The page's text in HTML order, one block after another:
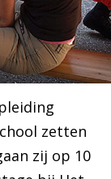
zetten
zij op 10